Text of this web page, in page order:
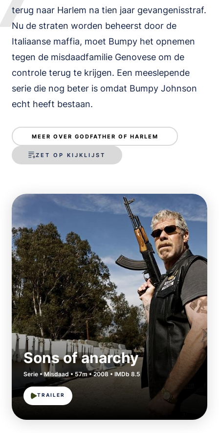
terug naar Harlem na tien jaar gevangenisstraf.
Nu de straten worden beheerst door de
Italiaanse maffia, moet Bumpy het opnemen
tegen de misdaadfamilie Genovese om de
controle terug te krijgen. Een meeslepende
serie die nog beter is omdat Bumpy Johnson
echt heeft bestaan.
MEER OVER GODFATHER OF HARLEM
ZET OP KIJKLIJST
Sons of anarchy
Serie • Misdaad • 57m • 2008 • IMDb 8.5
TRAILER